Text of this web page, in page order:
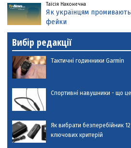
Таїсія Наконечна
Як українцям промивають
фейки
Вибір редакції
Тактичні годинники Garmin
Спортивні навушники - що
Як вибрати безперебійник
ключових критерій